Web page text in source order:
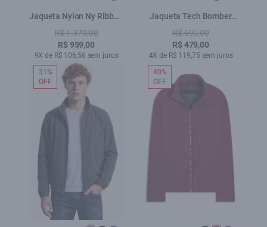
Jaqueta Nylon Ny Ribbon
Hood Preto
R$ 1.379,00
R$ 959,00
9X de R$ 106,56 sem juros
Jaqueta Tech Bomber
Hood Preto
R$ 690,00
R$ 479,00
4X de R$ 119,75 sem juros
31%
OFF
40%
OFF